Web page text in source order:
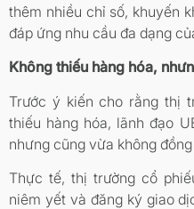
thêm nhiều chỉ số, khuyến
đáp ứng nhu cầu đa dạng
Không thiếu hàng hóa,
Trước ý kiến cho rằng thị
thiếu hàng hóa, lãnh đạo
nhưng cũng vừa không đồng
Thực tế, thị trường cổ
niêm yết và đăng ký giao